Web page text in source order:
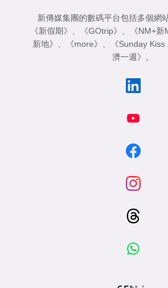
新傳媒集團的數碼平台包括多個網
《新假期》 、 《GOtrip》 、 《NM+新
新地》 、 《more》 、 《Sunday Kiss
濟一週》 。